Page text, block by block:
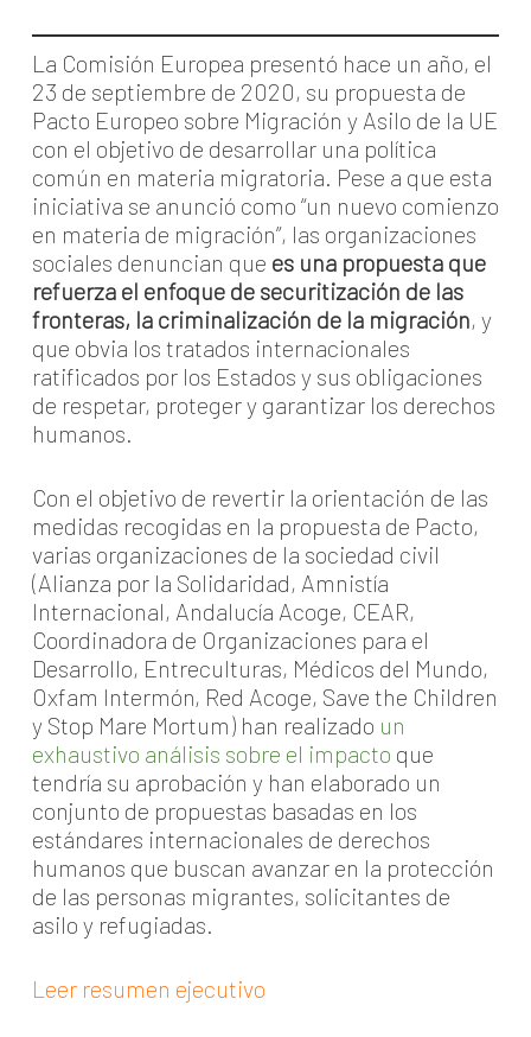
La Comisión Europea presentó hace un año, el
23 de septiembre de 2020, su propuesta de
Pacto Europeo sobre Migración y Asilo de la UE
con el objetivo de desarrollar una política
común en materia migratoria. Pese a que esta
iniciativa se anunció como “un nuevo comienzo
en materia de migración”, las organizaciones
sociales denuncian que es una propuesta que
refuerza el enfoque de securitización de las
fronteras, la criminalización de la migración, y
que obvia los tratados internacionales
ratificados por los Estados y sus obligaciones
de respetar, proteger y garantizar los derechos
humanos.
Con el objetivo de revertir la orientación de las
medidas recogidas en la propuesta de Pacto,
varias organizaciones de la sociedad civil
(Alianza por la Solidaridad, Amnistía
Internacional, Andalucía Acoge, CEAR,
Coordinadora de Organizaciones para el
Desarrollo, Entreculturas, Médicos del Mundo,
Oxfam Intermón, Red Acoge, Save the Children
y Stop Mare Mortum) han realizado un
exhaustivo análisis sobre el impacto que
tendría su aprobación y han elaborado un
conjunto de propuestas basadas en los
estándares internacionales de derechos
humanos que buscan avanzar en la protección
de las personas migrantes, solicitantes de
asilo y refugiadas.
Leer resumen ejecutivo